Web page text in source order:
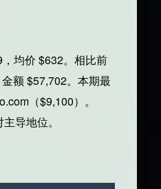
均价 $632。相比前
额 $57,702。本期最
（$9,100）。
导地位。